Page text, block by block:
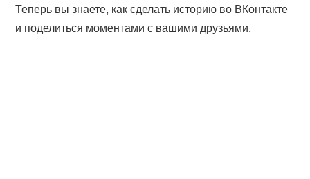
Теперь вы знаете, как сделать историю во ВКонтакте
и поделиться моментами с вашими друзьями.